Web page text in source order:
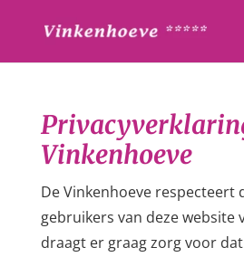
Vinkenhoeve
De Vinkenhoeve respecteert
gebruikers van deze website
draagt er graag zorg voor